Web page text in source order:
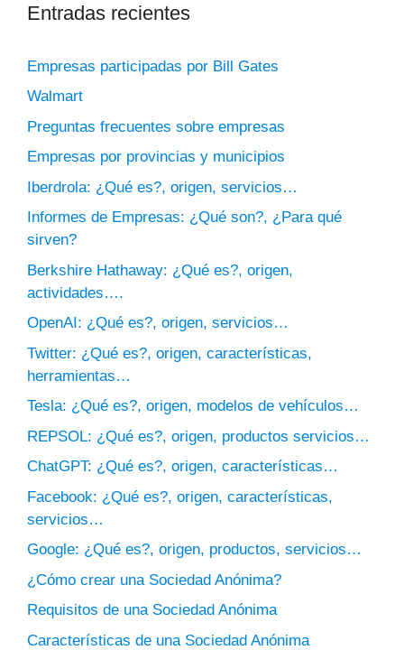
Entradas recientes
Empresas participadas por Bill Gates
Walmart
Preguntas frecuentes sobre empresas
Empresas por provincias y municipios
Iberdrola: ¿Qué es?, origen, servicios…
Informes de Empresas: ¿Qué son?, ¿Para qué
sirven?
Berkshire Hathaway: ¿Qué es?, origen,
actividades….
OpenAI: ¿Qué es?, origen, servicios…
Twitter: ¿Qué es?, origen, características,
herramientas…
Tesla: ¿Qué es?, origen, modelos de vehículos…
REPSOL: ¿Qué es?, origen, productos servicios…
ChatGPT: ¿Qué es?, origen, características…
Facebook: ¿Qué es?, origen, características,
servicios…
Google: ¿Qué es?, origen, productos, servicios…
¿Cómo crear una Sociedad Anónima?
Requisitos de una Sociedad Anónima
Características de una Sociedad Anónima